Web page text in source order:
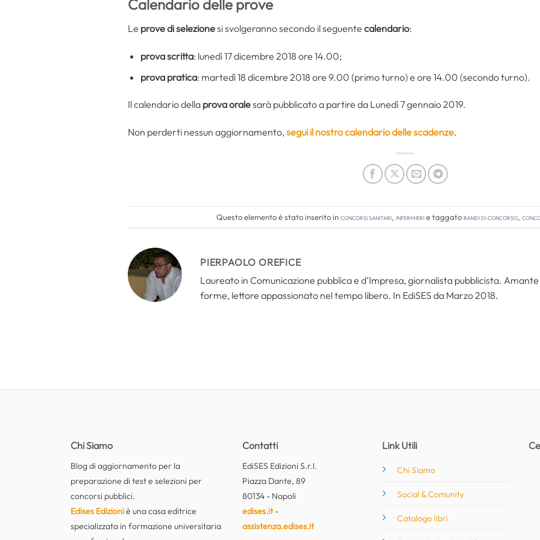
Calendario delle prove
Le prove di selezionesi svolgeranno secondo il seguente calendario:
prova scritta: lunedì 17 dicembre 2018 ore 14.00;
prova pratica: martedì 18 dicembre 2018 ore 9.00 (primo turno) e ore 14.00 (secondo turno).
Il calendario della prova oralesarà pubblicato a partire da Lunedì 7 gennaio 2019.
Non perderti nessun aggiornamento,segui il nostro calendario delle scadenze.
Questo elemento è stato inserito inConcorsi Sanitari, Infermierie taggatobandi di concorso,
PIERPAOLO OREFICE
Laureato in Comunicazione pubblica e d’Impresa, giornalista pubblicista.
forme, lettore appassionato nel tempo libero. In EdiSES da Marzo 2018.
Chi Siamo
Blog di aggiornamento per la
preparazione di test e selezioni per
concorsi pubblici.
Edises Edizioniè una casa editrice
specializzata in formazione universitaria
Contatti
EdiSES Edizioni S.r.l.
Piazza Dante, 89
80134 - Napoli
edises.it-
assistenza.edises.it
Link Utili
Chi Siamo
Social & Comunity
Catalogo libri